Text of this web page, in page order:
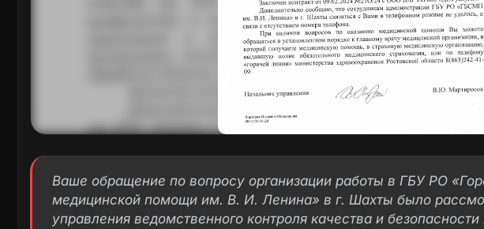
Ваше обращение по вопросу организации работы в ГБУ РО
медицинской помощи им. В. И. Ленина» в г. Шахты было
управления ведомственного контроля качества и